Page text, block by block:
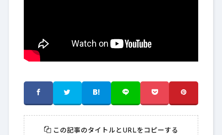
この記事のタイトルとURLをコピーする